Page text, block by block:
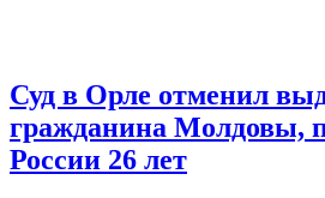
Суд в Орле отменил
гражданина Молдовы,
России 26 лет